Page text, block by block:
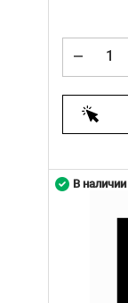
В наличии